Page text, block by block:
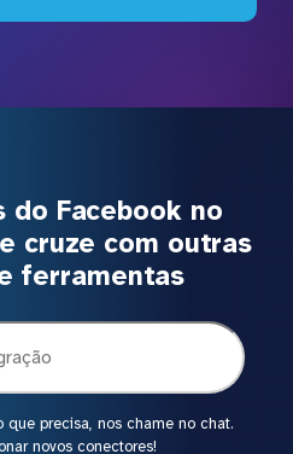
do Facebook no
cruze com outras
ferramentas
que precisa, nos chame no chat.
novos conectores!